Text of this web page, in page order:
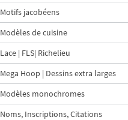
Motifs jacobéens
Modèles de cuisine
Lace | FLS| Richelieu
Mega Hoop | Dessins extra larges
Modèles monochromes
Noms, Inscriptions, Citations